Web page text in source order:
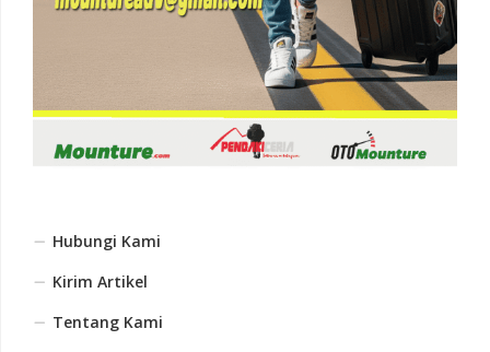
Hubungi Kami
Kirim Artikel
Tentang Kami